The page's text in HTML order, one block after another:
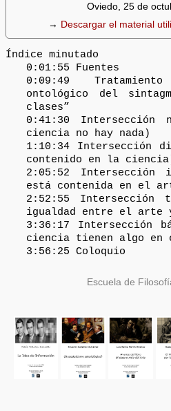
Oviedo, 25 de
→ Descargar el material
Índice minutado
0:01:55 Fuentes
0:09:49
ontológico del
clases”
0:41:30
ciencia no hay nada)
1:10:34 Intersección
contenido en la
2:05:52 Intersección
está contenida en el
2:52:55 Intersección
igualdad entre el arte
3:36:17 Intersección
ciencia tienen algo en
3:56:25 Coloquio
Escuela de